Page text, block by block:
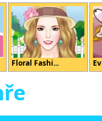
Floral Fashi...